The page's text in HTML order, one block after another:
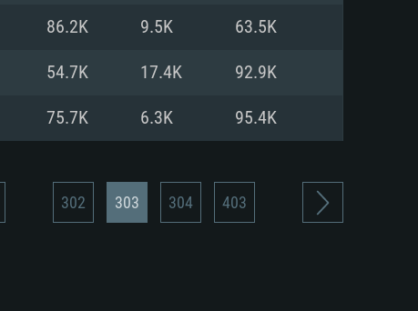
de banda larga.
86.2K 9.5K 63.5K
54.7K 17.4K 92.9K
75.7K 6.3K 95.4K
302 303 304 403